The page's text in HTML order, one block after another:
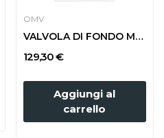
OMV
VALVOLA DI FONDO MANICOTTO PORTAGOMMA d. 120...
129,30 €
Aggiungi al
carrello